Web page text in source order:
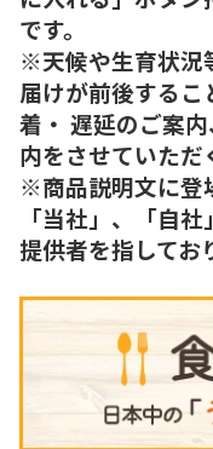
です。
※天候や生育状況
届けが前後するこ
着・ 遅延のご案
内をさせていただ
※商品説明文に登
「当社」、「自
提供者を指してお